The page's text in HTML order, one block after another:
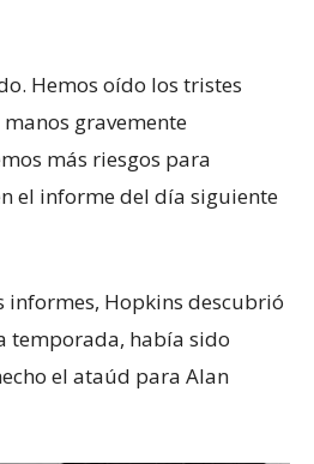
Hemos oído los tristes
gravemente
más riesgos para
el informe del día siguiente
informes, Hopkins descubrió
temporada, había sido
el ataúd para Alan